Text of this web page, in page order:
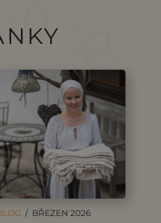
/ BŘEZEN 2026